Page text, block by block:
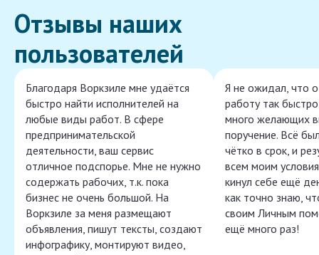
Отзывы наших
пользователей
Благодаря Воркзиле мне удаётся
быстро найти исполнителей на
любые виды работ. В сфере
предпринимательской
деятельности, ваш сервис
отличное подспорье. Мне не нужно
содержать рабочих, т.к. пока
бизнес не очень большой. На
Воркзиле за меня размещают
объявления, пишут тексты, создают
инфографику, монтируют видео,
Я не ожидал, что
работу так
много желающих
поручение. Всё
чётко в срок, и
всем моим
кинул себе ещё
как точно знаю,
своим Личным
ещё много раз!